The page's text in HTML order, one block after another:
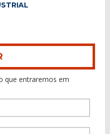
que entraremos em